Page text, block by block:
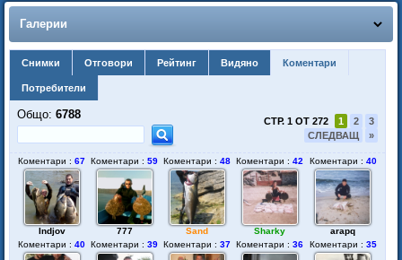
Галерии
Снимки Отговори Рейтинг Видяно Коментари
Потребители
Общо: 6788 СТР. 1 ОТ 272 1 2
3
СЛЕДВАЩ
»
Коментари : 67
Indjov
Коментари : 59
777
Коментари : 48
Sand
Коментари : 42
Sharky
Коментари : 40
arapq
Коментари : 40 Коментари : 39 Коментари : 37 Коментари : 36 Коментари : 35